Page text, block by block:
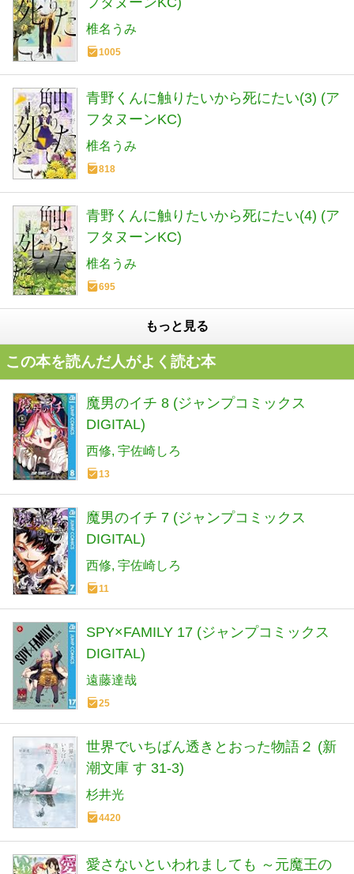
椎名うみ
1005
青野くんに触りたいから死にたい(3) (ア
フタヌーンKC)
椎名うみ
818
青野くんに触りたいから死にたい(4) (ア
フタヌーンKC)
椎名うみ
695
もっと見る
この本を読んだ人がよく読む本
魔男のイチ 8 (ジャンプコミックス
DIGITAL)
西修 宇佐崎しろ
13
魔男のイチ 7 (ジャンプコミックス
DIGITAL)
西修 宇佐崎しろ
11
SPY×FAMILY 17 (ジャンプコミックス
DIGITAL)
遠藤達哉
25
世界でいちばん透きとおった物語２ (新
潮文庫 す 31-3)
杉井光
4420
愛さないといわれましても ～元魔王の